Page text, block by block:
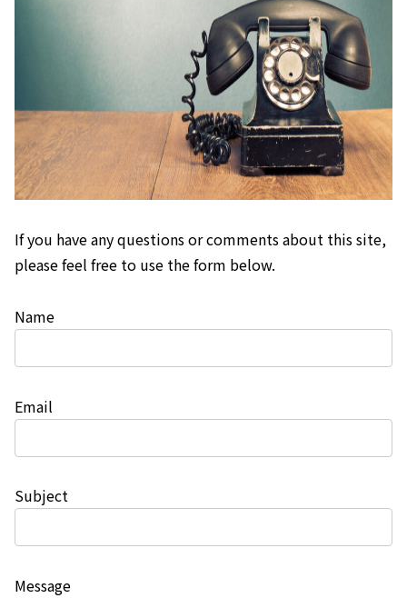
If you have any questions or comments about this site,
please feel free to use the form below.
Name
Email
Subject
Message